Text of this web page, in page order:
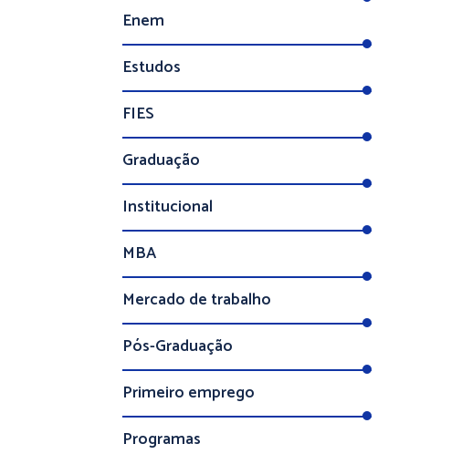
Enem
Estudos
FIES
Graduação
Institucional
MBA
Mercado de trabalho
Pós-Graduação
Primeiro emprego
Programas